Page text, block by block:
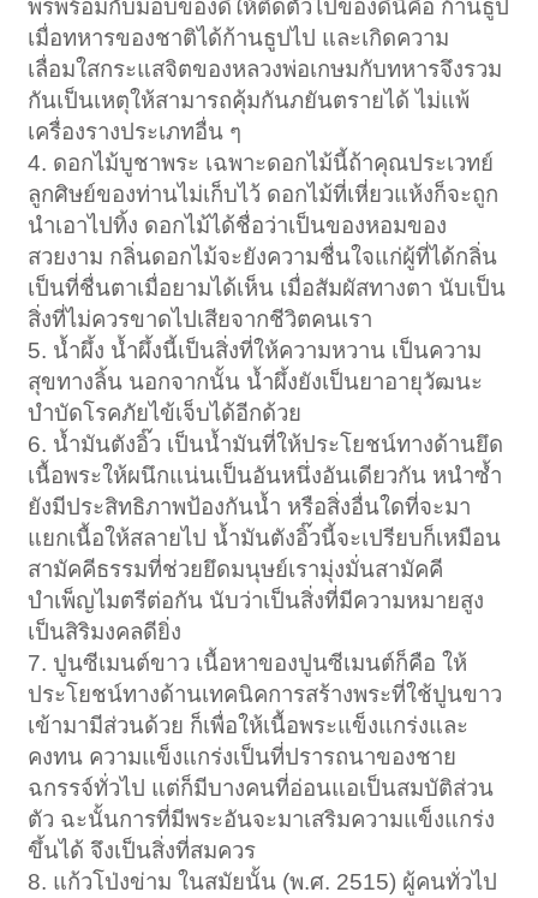
พรพร้อมกับมอบของดีให้ติดตัวไปของดีนี้คือ ก้านธูป
เมื่อทหารของชาติได้ก้านธูปไป และเกิดความ
เลื่อมใสกระแสจิตของหลวงพ่อเกษมกับทหารจึงรวม
กันเป็นเหตุให้สามารถคุ้มกันภยันตรายได้ ไม่แพ้
เครื่องรางประเภทอื่น ๆ
4. ดอกไม้บูชาพระ เฉพาะดอกไม้นี้ถ้าคุณประเวทย์
ลูกศิษย์ของท่านไม่เก็บไว้ ดอกไม้ที่เหี่ยวแห้งก็จะถูก
นำเอาไปทิ้ง ดอกไม้ได้ชื่อว่าเป็นของหอมของ
สวยงาม กลิ่นดอกไม้จะยังความชื่นใจแก่ผู้ที่ได้กลิ่น
เป็นที่ชื่นตาเมื่อยามได้เห็น เมื่อสัมผัสทางตา นับเป็น
สิ่งที่ไม่ควรขาดไปเสียจากชีวิตคนเรา
5. น้ำผึ้ง น้ำผึ้งนี้เป็นสิ่งที่ให้ความหวาน เป็นความ
สุขทางลิ้น นอกจากนั้น น้ำผึ้งยังเป็นยาอายุวัฒนะ
บำบัดโรคภัยไข้เจ็บได้อีกด้วย
6. น้ำมันตังอิ๊ว เป็นน้ำมันที่ให้ประโยชน์ทางด้านยึด
เนื้อพระให้ผนึกแน่นเป็นอันหนึ่งอันเดียวกัน หนำซ้ำ
ยังมีประสิทธิภาพป้องกันน้ำ หรือสิ่งอื่นใดที่จะมา
แยกเนื้อให้สลายไป น้ำมันตังอิ๊วนี้จะเปรียบก็เหมือน
สามัคคีธรรมที่ช่วยยึดมนุษย์เรามุ่งมั่นสามัคคี
บำเพ็ญไมตรีต่อกัน นับว่าเป็นสิ่งที่มีความหมายสูง
เป็นสิริมงคลดียิ่ง
7. ปูนซีเมนต์ขาว เนื้อหาของปูนซีเมนต์ก็คือ ให้
ประโยชน์ทางด้านเทคนิคการสร้างพระที่ใช้ปูนขาว
เข้ามามีส่วนด้วย ก็เพื่อให้เนื้อพระแข็งแกร่งและ
คงทน ความแข็งแกร่งเป็นที่ปรารถนาของชาย
ฉกรรจ์ทั่วไป แต่ก็มีบางคนที่อ่อนแอเป็นสมบัติส่วน
ตัว ฉะนั้นการที่มีพระอันจะมาเสริมความแข็งแกร่ง
ขึ้นได้ จึงเป็นสิ่งที่สมควร
8. แก้วโป่งข่าม ในสมัยนั้น (พ.ศ. 2515) ผู้คนทั่วไป